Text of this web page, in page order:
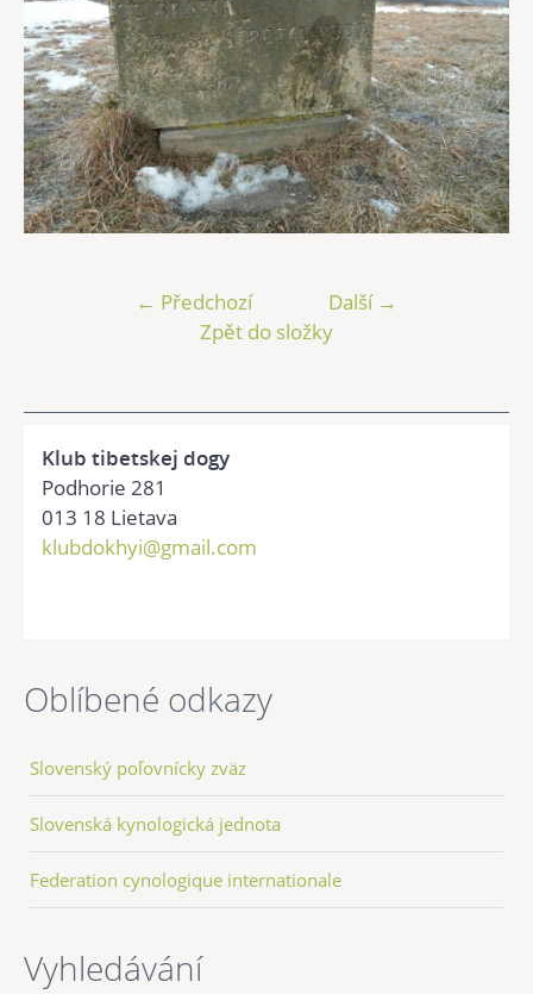
← Předchozí
Další →
Zpět do složky
Klub tibetskej dogy
Podhorie 281
013 18 Lietava
klubdokhyi@gmail.com
Oblíbené odkazy
Slovenský poľovnícky zväz
Slovenská kynologická jednota
Federation cynologique internationale
Vyhledávání